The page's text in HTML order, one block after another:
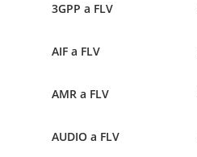
3GPP a FLV
AIF a FLV
AMR a FLV
AUDIO a FLV